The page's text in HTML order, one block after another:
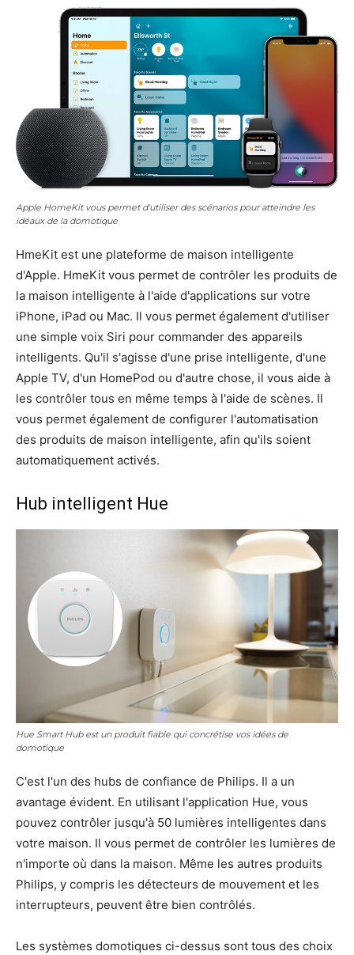
Apple HomeKit vous permet d'utiliser des scénarios pour atteindre les
idéaux de la domotique
HmeKit est une plateforme de maison intelligente
d'Apple. HmeKit vous permet de contrôler les produits de
la maison intelligente à l'aide d'applications sur votre
iPhone, iPad ou Mac. Il vous permet également d'utiliser
une simple voix Siri pour commander des appareils
intelligents. Qu'il s'agisse d'une prise intelligente, d'une
Apple TV, d'un HomePod ou d'autre chose, il vous aide à
les contrôler tous en même temps à l'aide de scènes. Il
vous permet également de configurer l'automatisation
des produits de maison intelligente, afin qu'ils soient
automatiquement activés.
Hub intelligent Hue
Hue Smart Hub est un produit fiable qui concrétise vos idées de
domotique
C'est l'un des hubs de confiance de Philips. Il a un
avantage évident. En utilisant l'application Hue, vous
pouvez contrôler jusqu'à 50 lumières intelligentes dans
votre maison. Il vous permet de contrôler les lumières de
n'importe où dans la maison. Même les autres produits
Philips, y compris les détecteurs de mouvement et les
interrupteurs, peuvent être bien contrôlés.
Les systèmes domotiques ci-dessus sont tous des choix